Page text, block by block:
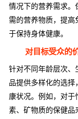
情况下的营养需求。
需的营养物质，提
于保持身体健康。
对目标受众的
针对不同年龄层次、
品提供多样化的选
康状况。例如，对
素、矿物质的保健品